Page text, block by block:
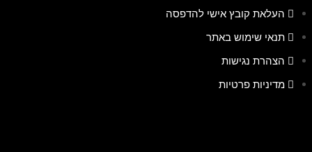
העלאת קובץ אישי להדפסה
תנאי שימוש באתר
הצהרת נגישות
מדיניות פרטיות